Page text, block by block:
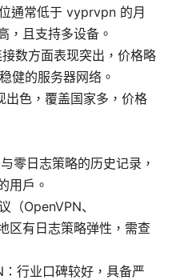
通常低于 vyprvpn 的月
，且支持多设备。
数方面表现突出，价格略
健的服务器网络。
出色，覆盖国家多，价格
零日志策略的历史记录，
用户。
（OpenVPN、
区有日志策略弹性，需查
行业口碑较好，具备严